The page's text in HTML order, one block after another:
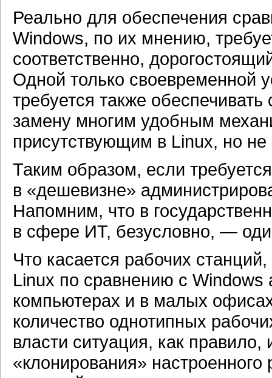
Реально для обеспечения
Windows, по их мнению,
соответственно,
Одной только своевременной
требуется также
замену многим удобным
присутствующим в Linux, но не
Таким образом, если
в «дешевизне»
Напомним, что в
в сфере ИТ, безусловно, —
Что касается рабочих
Linux по сравнению с Windows
компьютерах и в малых
количество однотипных
власти ситуация, как
«клонирования»